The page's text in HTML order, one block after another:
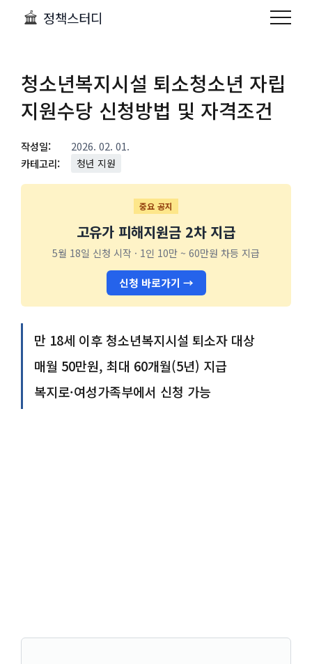
정책스터디
청소년복지시설 퇴소청소년 자립
지원수당 신청방법 및 자격조건
작성일:
2026. 02. 01.
카테고리:
청년 지원
중요 공지
고유가 피해지원금 2차 지급
5월 18일 신청 시작 · 1인 10만 ~ 60만원 차등 지급
신청 바로가기 →
만 18세 이후 청소년복지시설 퇴소자 대상
매월 50만원, 최대 60개월(5년) 지급
복지로·여성가족부에서 신청 가능